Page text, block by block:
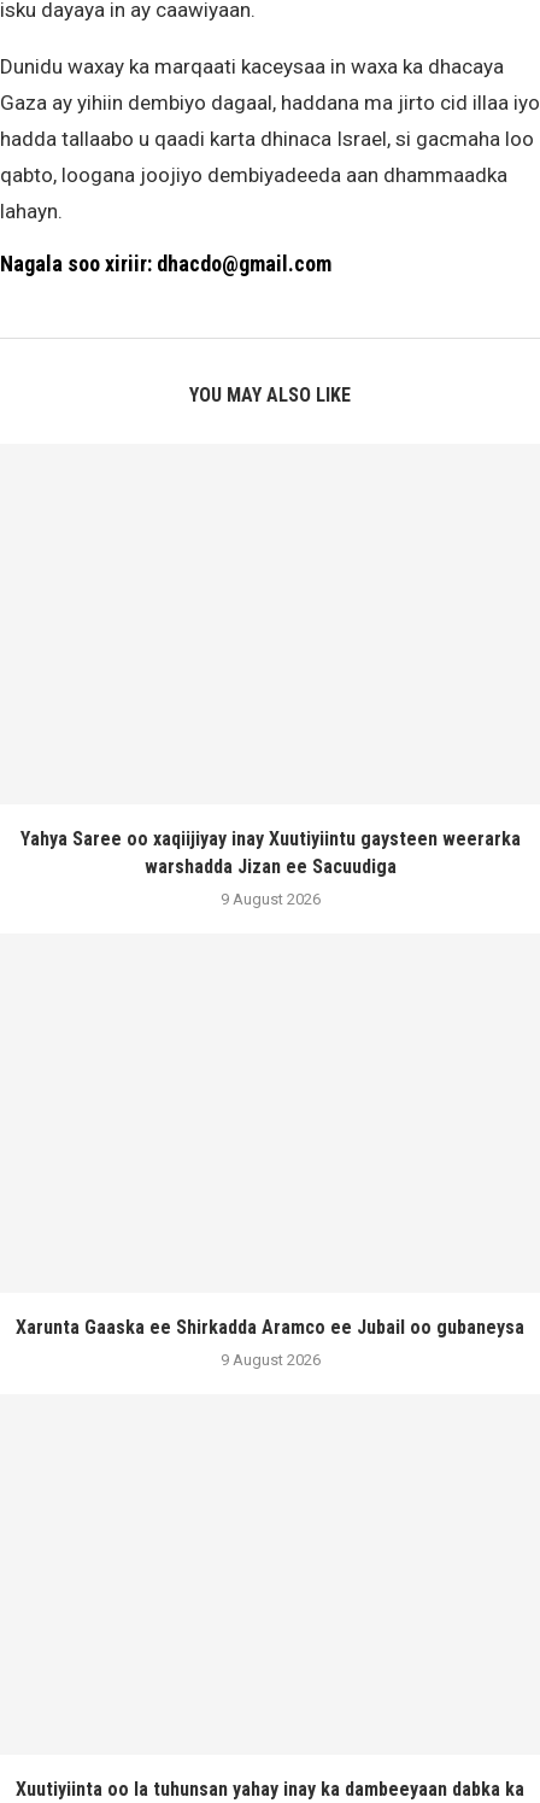
isku dayaya in ay caawiyaan.
Dunidu waxay ka marqaati kaceysaa in waxa ka dhacaya
Gaza ay yihiin dembiyo dagaal, haddana ma jirto cid illaa iyo
hadda tallaabo u qaadi karta dhinaca Israel, si gacmaha loo
qabto, loogana joojiyo dembiyadeeda aan dhammaadka
lahayn.
Nagala soo xiriir: dhacdo@gmail.com
YOU MAY ALSO LIKE
Yahya Saree oo xaqiijiyay inay Xuutiyiintu gaysteen weerarka
warshadda Jizan ee Sacuudiga
9 August 2026
Xarunta Gaaska ee Shirkadda Aramco ee Jubail oo gubaneysa
9 August 2026
Xuutiyiinta oo la tuhunsan yahay inay ka dambeeyaan dabka ka